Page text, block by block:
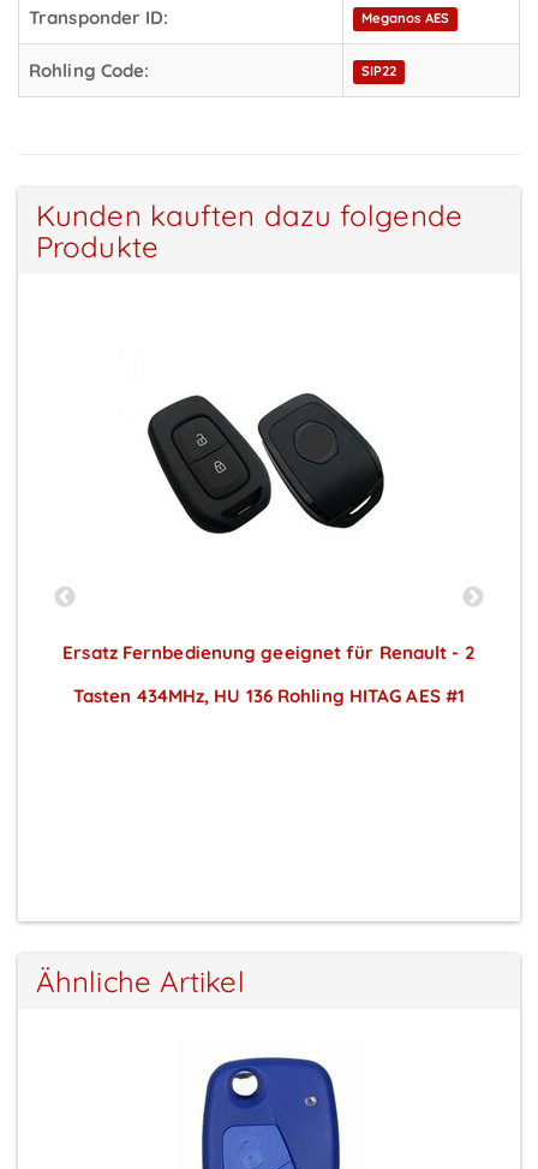
Transponder ID: Meganos AES
Rohling Code: SIP22
Kunden kauften dazu folgende
Produkte
Ersatz Fernbedienung geeignet für Renault - 2
Tasten 434MHz, HU 136 Rohling HITAG AES #1
Ähnliche Artikel